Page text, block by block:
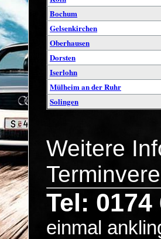
Bochum
Gelsenkirchen
Oberhausen
Dorsten
Iserlohn
Mülheim an der Ruhr
Solingen
Weitere
Tel: 0174
einmal